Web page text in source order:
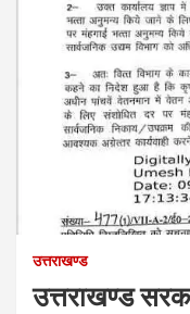
उत्तराखण्ड
उत्तराखण्ड